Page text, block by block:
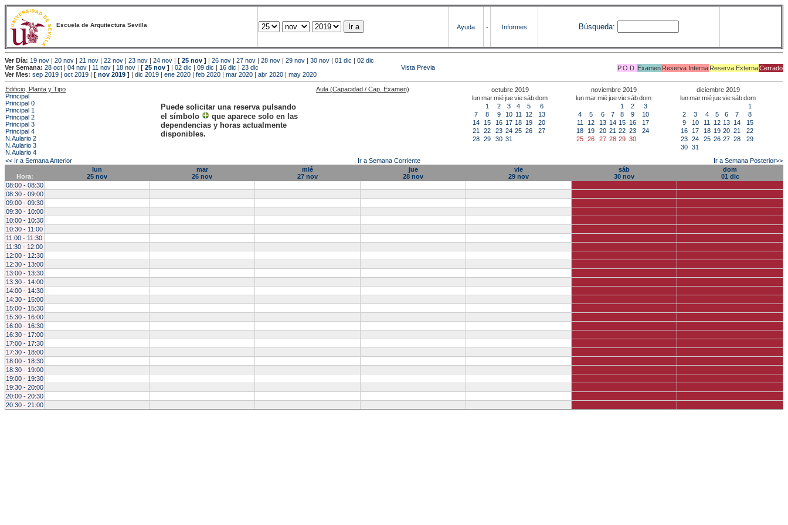
Escuela de Arquitectura Sevilla Ayuda - Informes Búsqueda:
Ver Día: 19 nov | 20 nov | 21 nov | 22 nov | 23 nov | 24 nov | [ 25 nov ] | 26 nov | 27 nov | 28 nov | 29 nov | 30 nov | 01 dic | 02 dic
Ver Semana: 28 oct | 04 nov | 11 nov | 18 nov | [ 25 nov ] | 02 dic | 09 dic | 16 dic | 23 dic P.O.D. Examen Reserva Interna Reserva ExternaCerrado
Vista Previa
Ver Mes: sep 2019 | oct 2019 | [ nov 2019 ] | dic 2019 | ene 2020 | feb 2020 | mar 2020 | abr 2020 | may 2020
Edificio, Planta y Tipo
Principal
Principal 0
Principal 1
Principal 2
Principal 3
Principal 4
N.Aulario 2
N.Aulario 3
N.Aulario 4
Puede solicitar una reserva pulsando
el símbolo
que aparece solo en las
dependencias y horas actualmente
disponibles.
Aula (Capacidad / Cap. Examen)
octubre 2019
lunmarmiéjueviesábdom
1
2 3 4 5
6
7
8 9 10 11 12
13
14
15 16 17 18 19
20
21
22 23 24 25 26
27
28 29 30 31
noviembre 2019
lunmarmiéjueviesábdom
1
2
3
4
5 6 7 8 9
10
11
12 13 14 15 16
17
18
19 20 21 22 23
24
25 26 27 28 29 30
diciembre 2019
lunmarmiéjueviesábdom
1
2
3 4 5 6 7
8
9
10 11 12 13 14
15
16
17 18 19 20 21
22
23 24 25 26 27 28
29
30 31
<< Ir a Semana Anterior
Ir a Semana Corriente Ir a Semana Posterior>>
Hora:
lun
25 nov
mar
26 nov
mié
27 nov
jue
28 nov
vie
29 nov
sáb
30 nov
dom
01 dic
08:00 - 08:30
08:30 - 09:00
09:00 - 09:30
09:30 - 10:00
10:00 - 10:30
10:30 - 11:00
11:00 - 11:30
11:30 - 12:00
12:00 - 12:30
12:30 - 13:00
13:00 - 13:30
13:30 - 14:00
14:00 - 14:30
14:30 - 15:00
15:00 - 15:30
15:30 - 16:00
16:00 - 16:30
16:30 - 17:00
17:00 - 17:30
17:30 - 18:00
18:00 - 18:30
18:30 - 19:00
19:00 - 19:30
19:30 - 20:00
20:00 - 20:30
20:30 - 21:00